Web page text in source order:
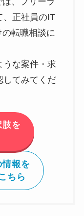
、正社員のIT
転職相談に
うな案件・求
してみてくだ
を
報を
ちら